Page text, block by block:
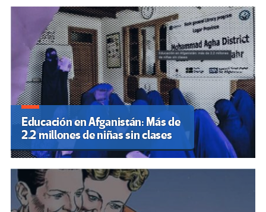
Educación en Afganistán: Más de
2.2 millones de niñas sin clases